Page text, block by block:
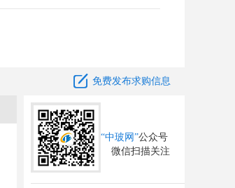
 免费发布求购信息
“中玻网”公众号
微信扫描关注